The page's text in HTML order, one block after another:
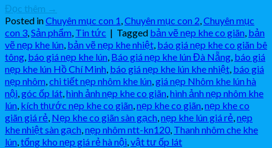
Đọc thêm →
Posted inChuyên mục con 1 Chuyên mục con 2 Chuyên mục
con 3 Sản phẩm Tin tức | Tagged bản vẽ nẹp khe co giãn bản
vẽ nẹp khe lún bản vẽ nẹp khe nhiệt báo giá nẹp khe co giãn bê
tông báo giá nẹp khe lún Báo giá nẹp khe lún Đà Nẵng báo giá
nẹp khe lún Hồ Chí Minh báo giá nẹp khe lún khe nhiệt báo giá
nẹp nhôm chi tiết nẹp nhôm khe lún giá nẹp Nhôm khe lún hà
nội góc ốp lát hình ảnh nẹp khe co giãn hình ảnh nẹp nhôm khe
lún kích thước nẹp khe co giãn nẹp khe co giãn nẹp khe co
giãn giá rẻ Nẹp khe co giãn sàn gạch nẹp khe lún giá rẻ nẹp
khe nhiệt sàn gạch nẹp nhôm ntt-kn120 Thanh nhôm che khe
lún tổng kho nẹp giá rẻ hà nội vật tư ốp lát